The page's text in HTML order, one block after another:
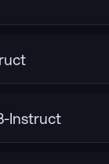
Instruct